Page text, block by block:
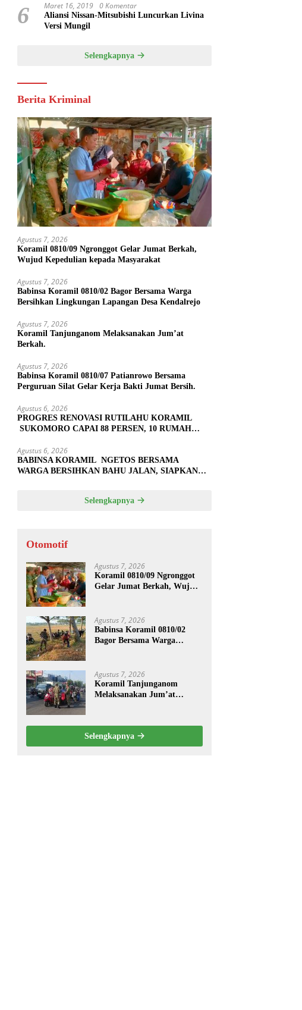
6 Maret 16, 2019 0 Komentar
Aliansi Nissan-Mitsubishi Luncurkan Livina
Versi Mungil
Selengkapnya
Berita Kriminal
Agustus 7, 2026
Koramil 0810/09 Ngronggot Gelar Jumat Berkah,
Wujud Kepedulian kepada Masyarakat
Agustus 7, 2026
Babinsa Koramil 0810/02 Bagor Bersama Warga
Bersihkan Lingkungan Lapangan Desa Kendalrejo
Agustus 7, 2026
Koramil Tanjunganom Melaksanakan Jum’at
Berkah.
Agustus 7, 2026
Babinsa Koramil 0810/07 Patianrowo Bersama
Perguruan Silat Gelar Kerja Bakti Jumat Bersih.
Agustus 6, 2026
PROGRES RENOVASI RUTILAHU KORAMIL
SUKOMORO CAPAI 88 PERSEN, 10 RUMAH
Agustus 6, 2026
BABINSA KORAMIL NGETOS BERSAMA
WARGA BERSIHKAN BAHU JALAN, SIAPKAN
Selengkapnya
Otomotif
Agustus 7, 2026
Koramil 0810/09 Ngronggot
Gelar Jumat Berkah, Wujud
Agustus 7, 2026
Babinsa Koramil 0810/02
Bagor Bersama Warga
Agustus 7, 2026
Koramil Tanjunganom
Melaksanakan Jum’at
Selengkapnya